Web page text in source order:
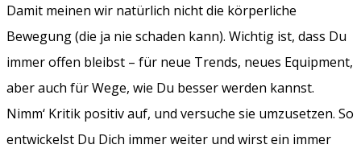
Damit meinen wir natürlich nicht die körperliche
Bewegung (die ja nie schaden kann). Wichtig ist, dass Du
immer offen bleibst – für neue Trends, neues Equipment,
aber auch für Wege, wie Du besser werden kannst.
Nimm‘ Kritik positiv auf, und versuche sie umzusetzen. So
entwickelst Du Dich immer weiter und wirst ein immer